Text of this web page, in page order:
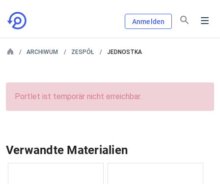
Anmelden
ARCHIWUM ZESPÓŁ JEDNOSTKA
Portlet ist temporär nicht erreichbar.
Verwandte Materialien